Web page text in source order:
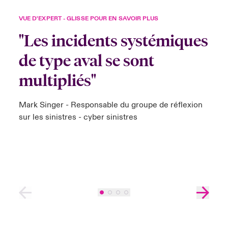
VUE D'EXPERT - GLISSE POUR EN SAVOIR PLUS
"Les incidents systémiques
de type aval se sont
multipliés"
Mark Singer - Responsable du groupe de réflexion
sur les sinistres - cyber sinistres